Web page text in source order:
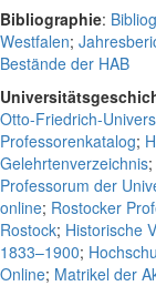
Bibliographie:
Westfalen;
Bestände der HAB
Otto-Friedrich-
Professorenkatalog;
Gelehrtenverzeichnis;
Professorum der
online; Rostocker
Rostock; Historische
1833–1900;
Online; Matrikel der